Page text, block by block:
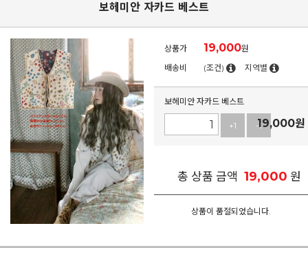
보헤미안 자카드 베스트
상품가 19,000원
배송비
(조건) 지역별
보헤미안 자카드 베스트
+1 -1
19,000원
총 상품 금액 19,000 원
상품이 품절되었습니다.